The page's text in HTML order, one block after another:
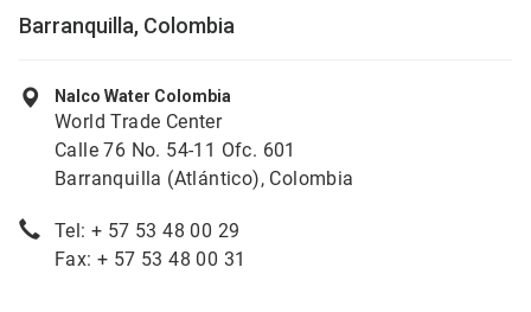
Barranquilla, Colombia
Nalco Water Colombia
World Trade Center
Calle 76 No. 54-11 Ofc. 601
Barranquilla (Atlántico), Colombia
Tel: + 57 53 48 00 29
Fax: + 57 53 48 00 31